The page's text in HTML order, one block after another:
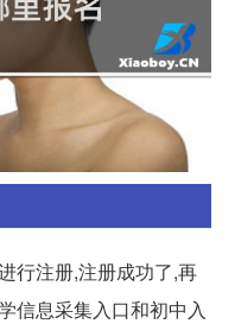
行注册,注册成功了,再
信息采集入口和初中入